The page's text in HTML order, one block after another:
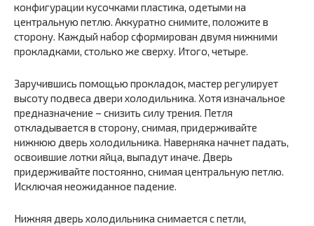
конфигурации кусочками пластика, одетыми на
центральную петлю. Аккуратно снимите, положите в
сторону. Каждый набор сформирован двумя нижними
прокладками, столько же сверху. Итого, четыре.
Заручившись помощью прокладок, мастер регулирует
высоту подвеса двери холодильника. Хотя изначальное
предназначение – снизить силу трения. Петля
откладывается в сторону, снимая, придерживайте
нижнюю дверь холодильника. Наверняка начнет падать,
освоившие лотки яйца, выпадут иначе. Дверь
придерживайте постоянно, снимая центральную петлю.
Исключая неожиданное падение.
Нижняя дверь холодильника снимается с петли,